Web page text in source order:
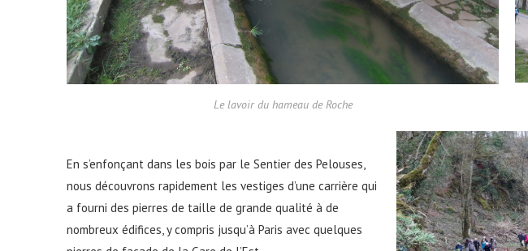
Le lavoir du hameau de Roche
En s’enfonçant dans les bois par le Sentier des Pelouses,
nous découvrons rapidement les vestiges d’une carrière qui
a fourni des pierres de taille de grande qualité à de
nombreux édifices, y compris jusqu’à Paris avec quelques